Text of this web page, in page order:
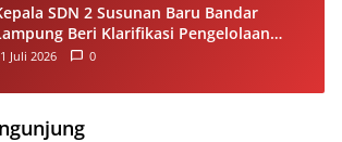
SDN 2 Susunan Baru Bandar
Beri Klarifikasi Pengelolaan
BOS, Tegaskan Sesuai Juknis
Juli 2026 0